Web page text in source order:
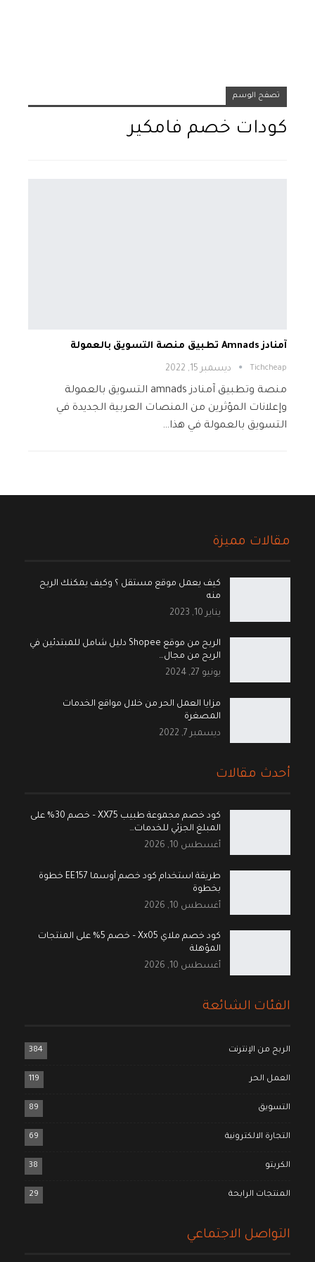
تصفح الوسم
كودات خصم فامكير
آمنادز Amnads تطبيق منصة التسويق بالعمولة
Tichcheap ديسمبر 15, 2022
منصة وتطبيق آمنادز amnads التسويق بالعمولة
وإعلانات المؤثرين من المنصات العربية الجديدة في
التسويق بالعمولة في هذا…
مقالات مميزة
كيف يعمل موقع مستقل ؟ وكيف يمكنك الربح
منه
يناير 10, 2023
الربح من موقع Shopee دليل شامل للمبتدئين في
الربح من مجال…
يونيو 27, 2024
مزايا العمل الحر من خلال مواقع الخدمات
المصغرة
ديسمبر 7, 2022
أحدث مقالات
كود خصم مجموعة طبيب XX75 – خصم 30% على
المبلغ الجزئي للخدمات…
أغسطس 10, 2026
طريقة استخدام كود خصم أوسما EE157 خطوة
بخطوة
أغسطس 10, 2026
كود خصم ملاي Xx05 – خصم 5% على المنتجات
المؤهلة
أغسطس 10, 2026
الفئات الشائعة
الربح من الإنترنت 384
العمل الحر 119
التسويق 89
التجارة الالكترونية 69
الكربتو 38
المنتجات الرابحة 29
التواصل الاجتماعي